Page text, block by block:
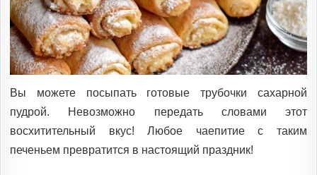
Вы можете посыпать готовые трубочки сахарной
пудрой. Невозможно передать словами этот
восхитительный вкус! Любое чаепитие с таким
печеньем превратится в настоящий праздник!